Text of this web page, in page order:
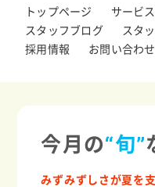
トップページ サービ
スタッフブログ
スタ
採用情報
お問い合わせ
今月の“旬”
みずみずしさが夏を